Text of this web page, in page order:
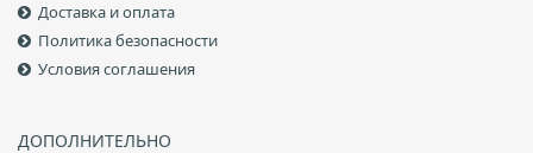
Доставка и оплата
Политика безопасности
Условия соглашения
ДОПОЛНИТЕЛЬНО